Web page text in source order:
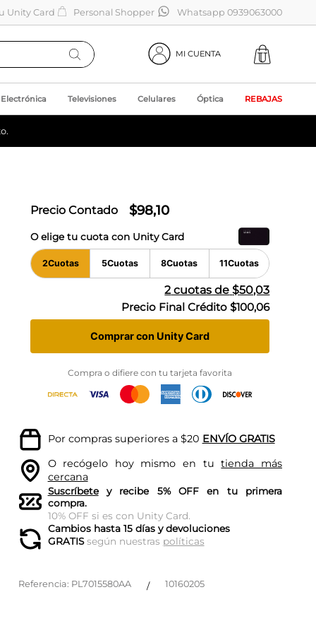
Unity Card Personal Shopper Whatsapp 0939063000
MI CUENTA
Electrónica Televisiones Celulares Óptica REBAJAS
Precio Contado $98,10
O elige tu cuota con Unity Card
2Cuotas 5Cuotas 8Cuotas 11Cuotas
2cuotas de $50,03
Precio Final Crédito $100,06
Comprar con Unity Card
Compra o difiere con tu tarjeta favorita
Por compras superiores a $20 ENVÍO GRATIS
O recógelo hoy mismo en tutienda más
cercana
Suscríbetey recibe 5% OFF en tu primera
compra.
10% OFF si es con Unity Card.
Cambios hasta 15 días y devoluciones
GRATISsegún nuestras políticas
Referencia: PL7015580AA / 10160205